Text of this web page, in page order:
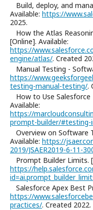
Build, deploy, and
Available: https://
2025.
How the Atlas
[Online]. Available:
https://
engine/atlas/. Created
Manual Testing -
https://
testing-manual-testing/.
How to Use Salesforce
Available:
https://
prompt-builder/#testing-
Overview on Software
Available: https://
2019/JSAER2019-6-11-
Prompt Builder Limits.
https://
Salesforce Apex Best
https://
practices/. Created 2022.